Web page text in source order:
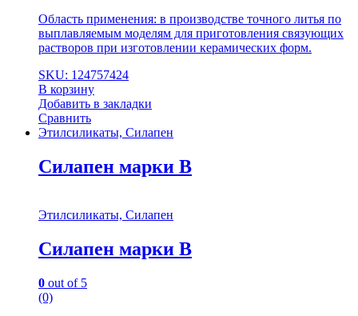
Область применения: в производстве точного литья по
выплавляемым моделям для приготовления связующих
растворов при изготовлении керамических форм.
SKU: 124757424
В корзину
Добавить в закладки
Сравнить
Этилсиликаты, Силапен
Силапен марки В
Этилсиликаты, Силапен
Силапен марки В
0 out of 5
(0)